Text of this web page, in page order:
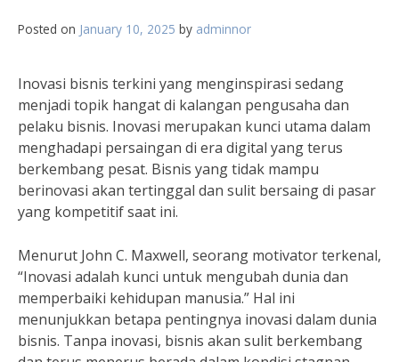
Posted on January 10, 2025 by adminnor
Inovasi bisnis terkini yang menginspirasi sedang
menjadi topik hangat di kalangan pengusaha dan
pelaku bisnis. Inovasi merupakan kunci utama dalam
menghadapi persaingan di era digital yang terus
berkembang pesat. Bisnis yang tidak mampu
berinovasi akan tertinggal dan sulit bersaing di pasar
yang kompetitif saat ini.
Menurut John C. Maxwell, seorang motivator terkenal,
“Inovasi adalah kunci untuk mengubah dunia dan
memperbaiki kehidupan manusia.” Hal ini
menunjukkan betapa pentingnya inovasi dalam dunia
bisnis. Tanpa inovasi, bisnis akan sulit berkembang